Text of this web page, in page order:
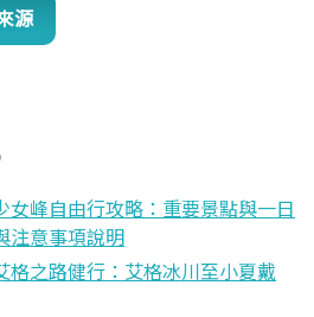
源
女峰自由行攻略：重要景點與一日
注意事項說明
格之路健行：艾格冰川至小夏戴